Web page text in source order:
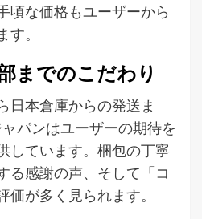
頃な価格もユーザーから
。
までのこだわり
日本倉庫からの発送ま
パンはユーザーの期待を
しています。梱包の丁寧
る感謝の声、そして「コ
価が多く見られます。